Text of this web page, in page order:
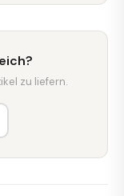
zu liefern.